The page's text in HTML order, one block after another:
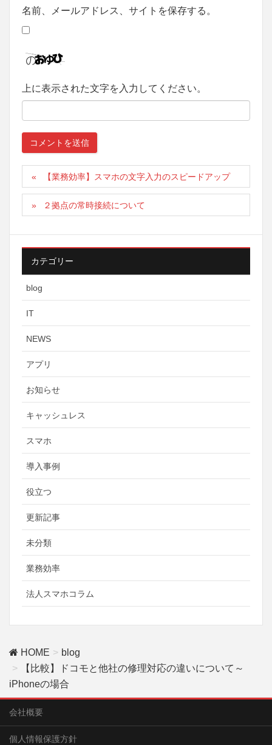
名前、メールアドレス、サイトを保存する。
上に表示された文字を入力してください。
【業務効率】スマホの文字入力のスピードアップ
２拠点の常時接続について
カテゴリー
blog
IT
NEWS
アプリ
お知らせ
キャッシュレス
スマホ
導入事例
役立つ
更新記事
未分類
業務効率
法人スマホコラム
HOME
blog
【比較】ドコモと他社の修理対応の違いについて～
iPhoneの場合
会社概要
個人情報保護方針